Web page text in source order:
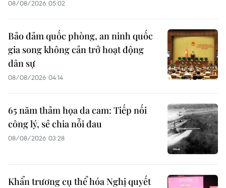
08/08/2026 05:02
Bảo đảm quốc phòng, an ninh quốc
gia song không cản trở hoạt động
dân sự
08/08/2026 04:14
65 năm thảm họa da cam: Tiếp nối
công lý, sẻ chia nỗi đau
08/08/2026 03:28
Khẩn trương cụ thể hóa Nghị quyết